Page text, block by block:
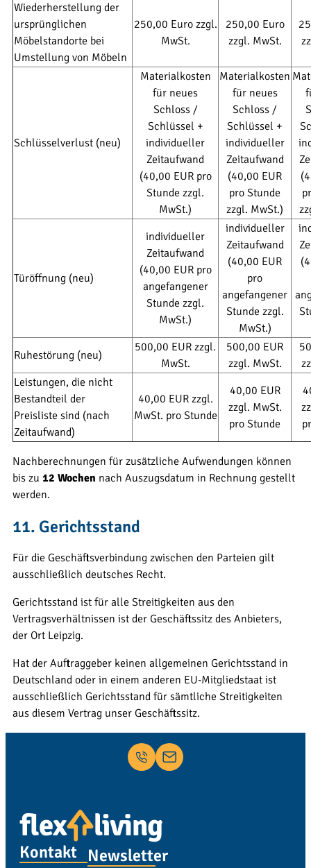
Wiederherstellung der
ursprünglichen
Möbelstandorte bei
Umstellung von Möbeln
250,00 Euro zzgl.
MwSt.
250,00 Euro
zzgl. MwSt.
Schlüsselverlust (neu)
Materialkosten
für neues
Schloss /
Schlüssel +
individueller
Zeitaufwand
(40,00 EUR pro
Stunde zzgl.
MwSt.)
Materialkosten
für neues
Schloss /
Schlüssel +
individueller
Zeitaufwand
(40,00 EUR
pro Stunde
zzgl. MwSt.)
Türöffnung (neu)
individueller
Zeitaufwand
(40,00 EUR pro
angefangener
Stunde zzgl.
MwSt.)
individueller
Zeitaufwand
(40,00 EUR
pro
angefangener
Stunde zzgl.
MwSt.)
Ruhestörung (neu)
500,00 EUR zzgl.
MwSt.
500,00 EUR
zzgl. MwSt.
Leistungen, die nicht
Bestandteil der
Preisliste sind (nach
Zeitaufwand)
40,00 EUR zzgl.
MwSt. pro Stunde
40,00 EUR
zzgl. MwSt.
pro Stunde
Nachberechnungen für zusätzliche Aufwendungen können
bis zu 12 Wochen nach Auszugsdatum in Rechnung gestellt
werden.
11. Gerichtsstand
Für die Geschäftsverbindung zwischen den Parteien gilt
ausschließlich deutsches Recht.
Gerichtsstand ist für alle Streitigkeiten aus den
Vertragsverhältnissen ist der Geschäftssitz des Anbieters,
der Ort Leipzig.
Hat der Auftraggeber keinen allgemeinen Gerichtsstand in
Deutschland oder in einem anderen EU-Mitgliedstaat ist
ausschließlich Gerichtsstand für sämtliche Streitigkeiten
aus diesem Vertrag unser Geschäftssitz.
Kontakt Newsletter